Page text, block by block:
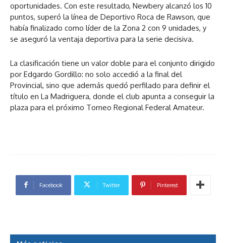
oportunidades. Con este resultado, Newbery alcanzó los 10
puntos, superó la línea de Deportivo Roca de Rawson, que
había finalizado como líder de la Zona 2 con 9 unidades, y
se aseguró la ventaja deportiva para la serie decisiva.
La clasificación tiene un valor doble para el conjunto dirigido
por Edgardo Gordillo: no solo accedió a la final del
Provincial, sino que además quedó perfilado para definir el
título en La Madriguera, donde el club apunta a conseguir la
plaza para el próximo Torneo Regional Federal Amateur.
Facebook Twitter Pinterest